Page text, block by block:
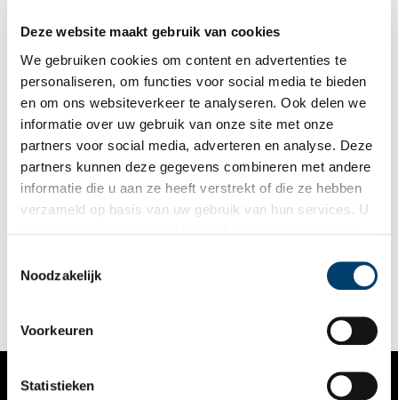
Deze website maakt gebruik van cookies
We gebruiken cookies om content en advertenties te
personaliseren, om functies voor social media te bieden
en om ons websiteverkeer te analyseren. Ook delen we
informatie over uw gebruik van onze site met onze
partners voor social media, adverteren en analyse. Deze
partners kunnen deze gegevens combineren met andere
informatie die u aan ze heeft verstrekt of die ze hebben
verzameld op basis van uw gebruik van hun services. U
Noodzakelijk
Voorkeuren
Statistieken
geld volgens zijn richtlijnen moesten besteden. Zo werd onder
andere Teylers Museum en het Teylers hofje opgericht. Toch
heeft niemand het nog over de vrouw die hem financieel heeft
geholpen. Wie was de liefde van zijn leven?
Pieter Teylers Huis is enorme aanwinst voor zijn museum
Met de opening van het Pieter Teylers Huis, het achttiende-
eeuwse woonhuis van de oprichter van Teylers Museum, heeft
gerestaureerd, met kroonluchters en al.